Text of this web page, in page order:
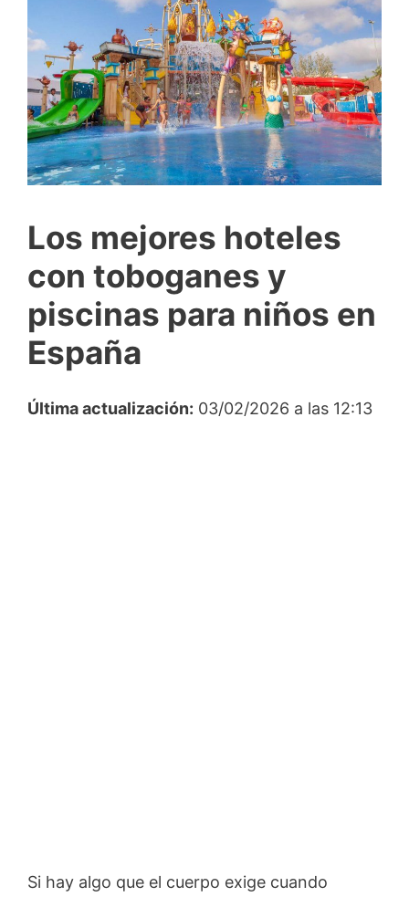
Los mejores hoteles
con toboganes y
piscinas para niños en
España
Última actualización: 03/02/2026 a las 12:13
Si hay algo que el cuerpo exige cuando